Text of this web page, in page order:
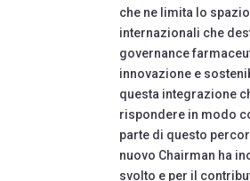
che ne limita lo
internazionali che
governance
innovazione e
questa integrazione
rispondere in modo
parte di questo
nuovo Chairman ha
svolto e per il